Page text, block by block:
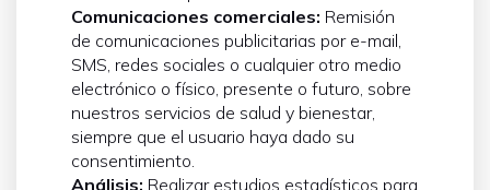
Comunicaciones comerciales: Remisión
de comunicaciones publicitarias por e-mail,
SMS, redes sociales o cualquier otro medio
electrónico o físico, presente o futuro, sobre
nuestros servicios de salud y bienestar,
siempre que el usuario haya dado su
consentimiento.
Análisis: Realizar estudios estadísticos para